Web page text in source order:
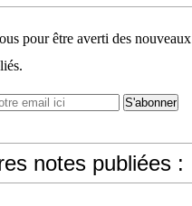
pour être averti des nouveaux
notes publiées :